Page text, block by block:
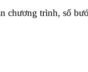
chương trình, số